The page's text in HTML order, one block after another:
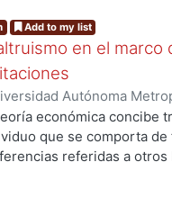
Add to my list
en el marco
Autónoma
de Información. ,
económica concibe
que se comporta
referidas a